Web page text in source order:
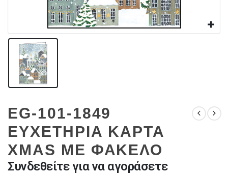
EG-101-1849
ΕΥΧΕΤΗΡΙΑ ΚΑΡΤΑ
XMAS ΜΕ ΦΑΚΕΛΟ
Συνδεθείτε για να αγοράσετε